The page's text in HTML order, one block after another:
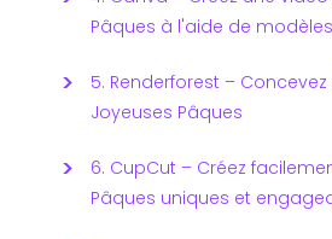
Pâques à l'aide de modèles
5. Renderforest –
Joyeuses Pâques
6. CupCut – Créez
Pâques uniques et